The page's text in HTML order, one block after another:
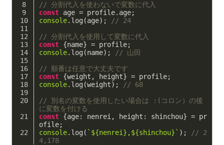
// 分割代入を使わないで変数に代入
const age = profile.age;
console.log(age);
// 24
// 分割代入を使用して変数に代入
const {name} = profile;
console.log(name);
// 山田
// 順番は任意で大丈夫です
const {weight, height} = profile;
console.log(weight);
// 68
// 別名の変数を使用したい場合は :(コロン）の後
に変数を付ける
const {age: nenrei, height : shinchou} = pr
ofile;
console.log( ` ${nenrei} ,${shinchou} ` );
// 2
4,178